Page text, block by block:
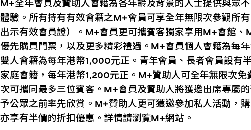
M+全年會員及贊助人會籍為各年齡及背景的人士提供與眾
體驗。所有持有有效會籍之M+會員可享全年無限次參觀所
出示有效會員證）。M+會員更可攜賓客獨家享用M+會館 、
優先購買門票，以及更多精彩禮遇。M+會員個人會籍為每
雙人會籍為每年港幣1,000元正。青年會員、長者會員設有
家庭會籍，每年港幣1,200元正。M+贊助人可全年無限次免
次可攜同最多三位賓客。M+會員及贊助人將獲邀出席專屬
予公眾之前率先欣賞。M+贊助人更可獲邀參加私人活動，
亦享有半價的折扣優惠。詳情請瀏覽M+網站 。